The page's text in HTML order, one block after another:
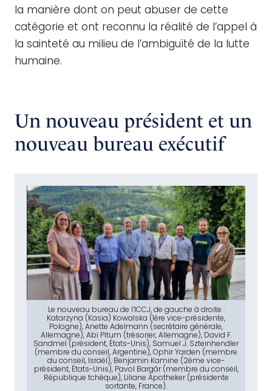
la manière dont on peut abuser de cette
catégorie et ont reconnu la réalité de l’appel à
la sainteté au milieu de l’ambiguïté de la lutte
humaine.
Un nouveau président et un
nouveau bureau exécutif
Le nouveau bureau de l’ICCJ, de gauche à droite :
Katarzyna (Kasia) Kowalska (1ère vice-présidente,
Pologne), Anette Adelmann (secrétaire générale,
Allemagne), Abi Pitum (trésorier, Allemagne), David F.
Sandmel (président, États-Unis), Samuel J. Szteinhendler
(membre du conseil, Argentine), Ophir Yarden (membre
du conseil, Israël), Benjamin Kamine (2ème vice-
président, États-Unis), Pavol Bargár (membre du conseil,
République tchèque), Liliane Apotheker (présidente
sortante, France).